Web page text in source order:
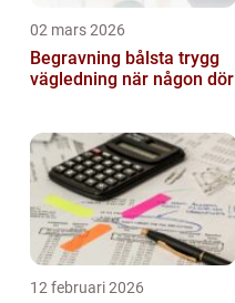
02 mars 2026
Begravning bålsta trygg
vägledning när någon dör
12 februari 2026